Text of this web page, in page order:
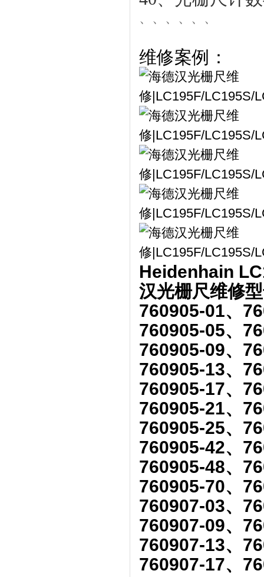
、、、、、、
维修案例：
Heidenhain
汉光栅尺维修
760905-01、
760905-05、
760905-09、
760905-13、
760905-17、
760905-21、
760905-25、
760905-42、
760905-48、
760905-70、
760907-03、
760907-09、
760907-13、
760907-17、